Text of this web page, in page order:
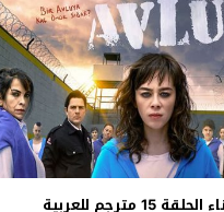
مترجم للعربية